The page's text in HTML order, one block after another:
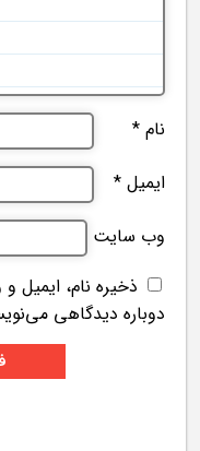
نام *
ایمیل *
وب‌ سایت
ذخیره نام، ایمیل
دوباره دیدگاهی